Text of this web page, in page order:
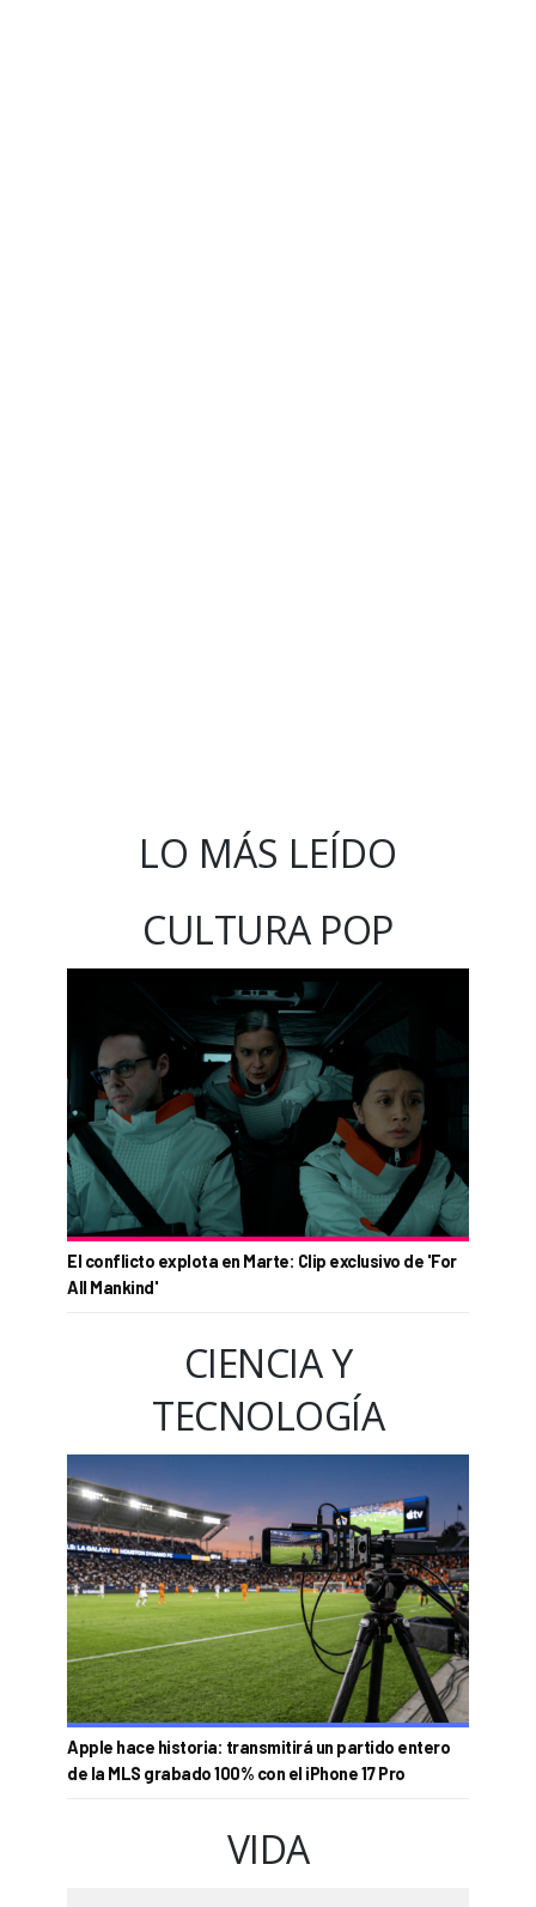
LO MÁS LEÍDO
CULTURA POP
El conflicto explota en Marte: Clip exclusivo de 'For
All Mankind'
CIENCIA Y
TECNOLOGÍA
Apple hace historia: transmitirá un partido entero
de la MLS grabado 100% con el iPhone 17 Pro
VIDA